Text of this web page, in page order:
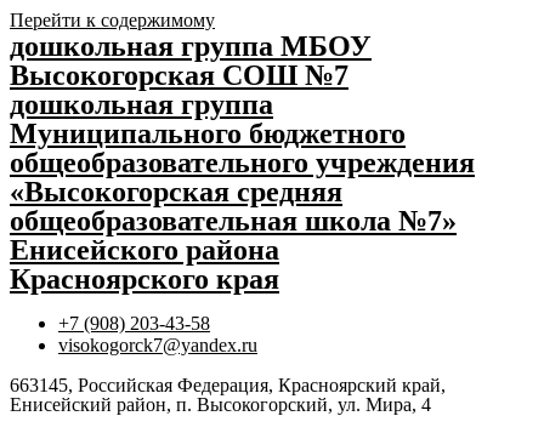
Перейти к содержимому
дошкольная группа МБОУ
Высокогорская СОШ №7
дошкольная группа
Муниципального бюджетного
общеобразовательного учреждения
«Высокогорская средняя
общеобразовательная школа №7»
Енисейского района
Красноярского края
+7 (908) 203-43-58
visokogorck7@yandex.ru
663145, Российская Федерация, Красноярский край,
Енисейский район, п. Высокогорский, ул. Мира, 4